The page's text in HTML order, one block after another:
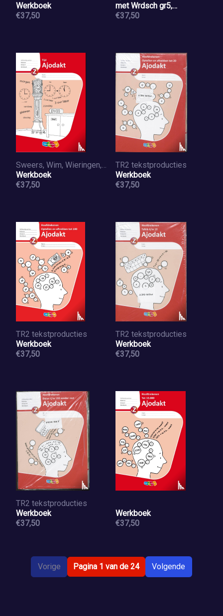
Werkboek
€37,50
met Wrdsch gr5,
Werkboek 5 ex
€37,50
Sweers, Wim, Wieringen, Henk van
Werkboek
€37,50
TR2 tekstproducties
Werkboek
€37,50
TR2 tekstproducties
Werkboek
€37,50
TR2 tekstproducties
Werkboek
€37,50
TR2 tekstproducties
Werkboek
€37,50
Werkboek
€37,50
Vorige Pagina 1 van de 24 Volgende